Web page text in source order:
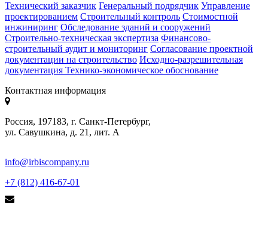
Технический заказчик Генеральный подрядчик Управление
проектированием Строительный контроль Стоимостной
инжиниринг Обследование зданий и сооружений
Строительно-техническая экспертиза Финансово-
строительный аудит и мониторинг Согласование проектной
документации на строительство Исходно-разрешительная
документация Технико-экономическое обоснование
Контактная информация
Россия, 197183, г. Санкт-Петербург,
ул. Савушкина, д. 21, лит. А
info@irbiscompany.ru
+7 (812) 416-67-01